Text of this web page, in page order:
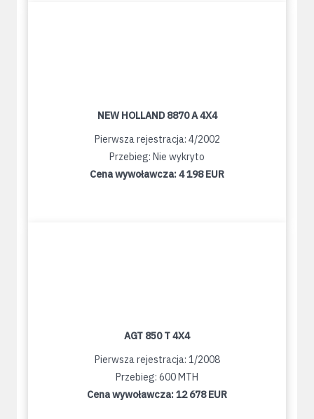
NEW HOLLAND 8870 A 4X4
Pierwsza rejestracja: 4/2002
Przebieg: Nie wykryto
Cena wywoławcza:4 198 EUR
AGT 850 T 4X4
Pierwsza rejestracja: 1/2008
Przebieg: 600 MTH
Cena wywoławcza:12 678 EUR